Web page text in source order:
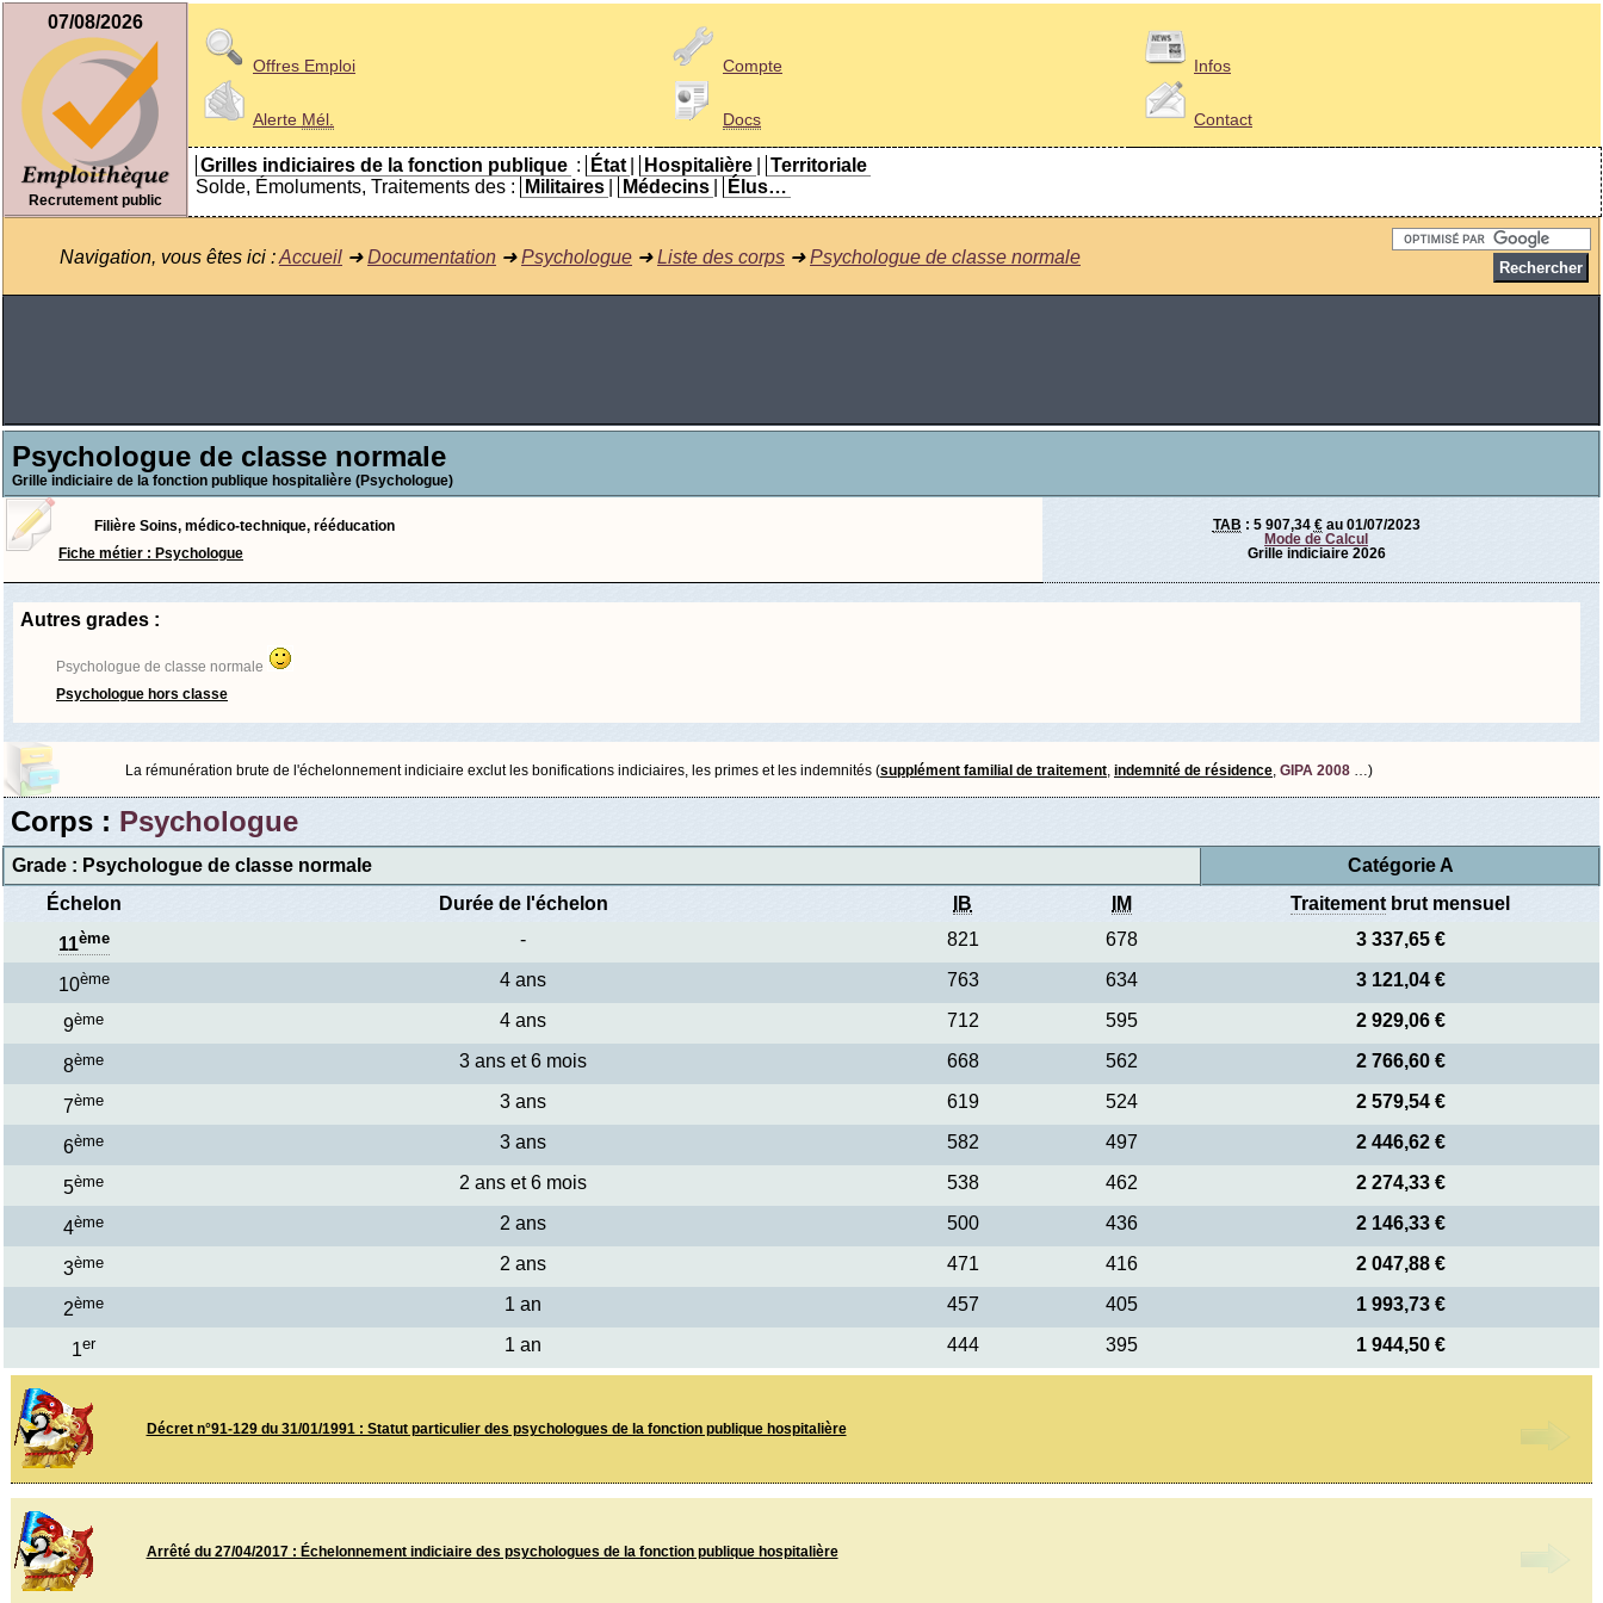
07/08/2026
Recrutement public
Offres Emploi
Alerte Mél.
Compte
Docs
Infos
Contact
Grilles indiciaires de la fonction publique : État Hospitalière
Territoriale
Solde, Émoluments, Traitements des :
Militaires Médecins Élus…
Navigation, vous êtes ici :Accueil ➜Documentation ➜Psychologue ➜Liste des corps ➜Psychologue de classe normale
Psychologue de classe normale
Grille indiciaire de la fonction publique hospitalière (Psychologue)
Filière Soins, médico-technique, rééducation
Fiche métier : Psychologue
TAB : 5 907,34 €au 01/07/2023
Mode de Calcul
Grille indiciaire 2026
Autres grades :
Psychologue de classe normale
Psychologue hors classe
La rémunération brute de l'échelonnement indiciaire exclut les bonifications indiciaires, les primes et les indemnités (supplément familial de traitement indemnité de résidence GIPA 2008 …)
Corps : Psychologue
Grade : Psychologue de classe normale
Catégorie A
Échelon
Durée de l'échelon IB IM Traitement brut mensuel
11ème - 821 678 3 337,65 €
10ème 4 ans 763 634 3 121,04 €
9ème 4 ans 712 595 2 929,06 €
8ème 3 ans et 6 mois 668 562 2 766,60 €
7ème 3 ans 619 524 2 579,54 €
6ème 3 ans 582 497 2 446,62 €
5ème 2 ans et 6 mois 538 462 2 274,33 €
4ème 2 ans 500 436 2 146,33 €
3ème 2 ans 471 416 2 047,88 €
2ème 1 an 457 405 1 993,73 €
1er 1 an 444 395 1 944,50 €
Décret n°91-129 du 31/01/1991 : Statut particulier des psychologues de la fonction publique hospitalière
Arrêté du 27/04/2017 : Échelonnement indiciaire des psychologues de la fonction publique hospitalière